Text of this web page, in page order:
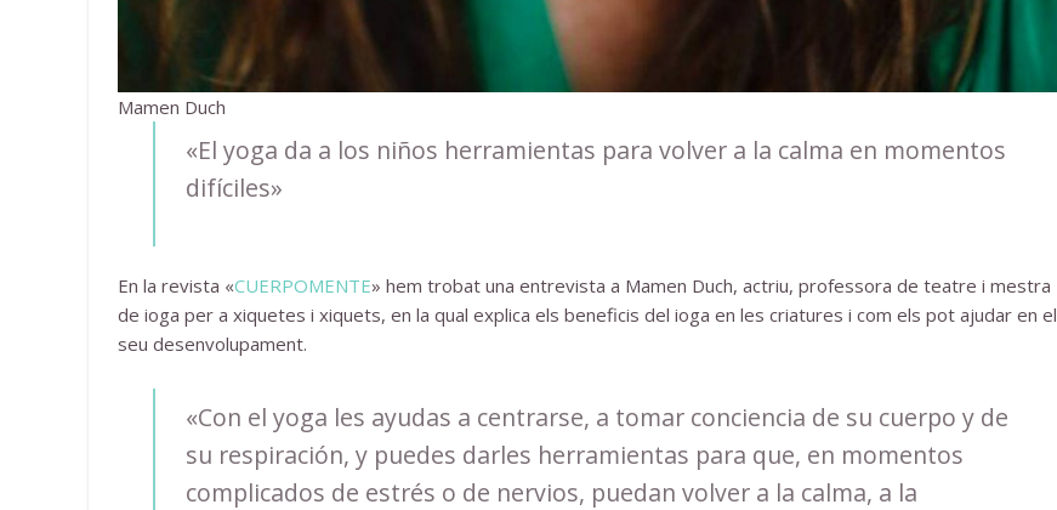
Mamen Duch
«El yoga da a los niños herramientas para volver a la calma en momentos
difíciles»
En la revista «CUERPOMENTE» hem trobat una entrevista a Mamen Duch, actriu, professora de teatre i mestra
de ioga per a xiquetes i xiquets, en la qual explica els beneficis del ioga en les criatures i com els pot ajudar en el
seu desenvolupament.
«Con el yoga les ayudas a centrarse, a tomar conciencia de su cuerpo y de
su respiración, y puedes darles herramientas para que, en momentos
complicados de estrés o de nervios, puedan volver a la calma, a la